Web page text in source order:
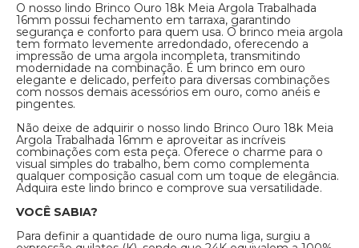
O nosso lindo Brinco Ouro 18k Meia Argola Trabalhada
16mm possui fechamento em tarraxa, garantindo
segurança e conforto para quem usa. O brinco meia argola
tem formato levemente arredondado, oferecendo a
impressão de uma argola incompleta, transmitindo
modernidade na combinação. É um brinco em ouro
elegante e delicado, perfeito para diversas combinações
com nossos demais acessórios em ouro, como anéis e
pingentes.
Não deixe de adquirir o nosso lindo Brinco Ouro 18k Meia
Argola Trabalhada 16mm e aproveitar as incríveis
combinações com esta peça. Oferece o charme para o
visual simples do trabalho, bem como complementa
qualquer composição casual com um toque de elegância.
Adquira este lindo brinco e comprove sua versatilidade.
VOCÊ SABIA?
Para definir a quantidade de ouro numa liga, surgiu a